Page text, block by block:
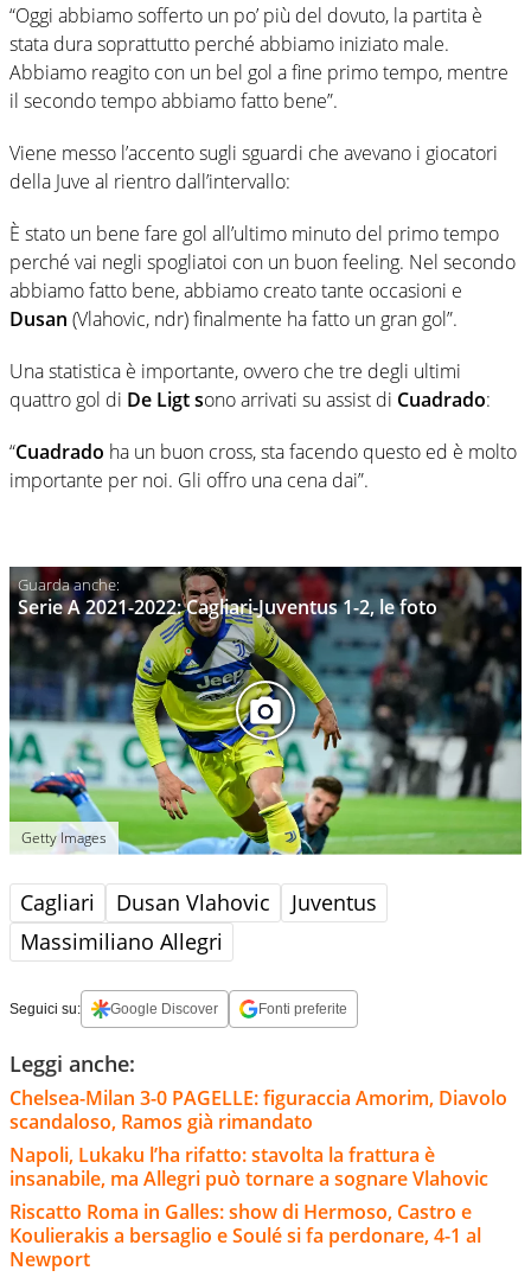
“Oggi abbiamo sofferto un po’ più del dovuto, la partita è
stata dura soprattutto perché abbiamo iniziato male.
Abbiamo reagito con un bel gol a fine primo tempo, mentre
il secondo tempo abbiamo fatto bene”.
Viene messo l’accento sugli sguardi che avevano i giocatori
della Juve al rientro dall’intervallo:
È stato un bene fare gol all’ultimo minuto del primo tempo
perché vai negli spogliatoi con un buon feeling. Nel secondo
abbiamo fatto bene, abbiamo creato tante occasioni e
Dusan (Vlahovic, ndr) finalmente ha fatto un gran gol”.
Una statistica è importante, ovvero che tre degli ultimi
quattro gol di De Ligt sono arrivati su assist di Cuadrado:
“Cuadrado ha un buon cross, sta facendo questo ed è molto
importante per noi. Gli offro una cena dai”.
Serie A 2021-2022: Cagliari-Juventus 1-2, le foto
Getty Images
Cagliari Dusan Vlahovic
Juventus
Massimiliano Allegri
Seguici su: Google Discover Fonti preferite
Leggi anche:
Chelsea-Milan 3-0 PAGELLE: figuraccia Amorim, Diavolo
scandaloso, Ramos già rimandato
Napoli, Lukaku l’ha rifatto: stavolta la frattura è
insanabile, ma Allegri può tornare a sognare Vlahovic
Riscatto Roma in Galles: show di Hermoso, Castro e
Koulierakis a bersaglio e Soulé si fa perdonare, 4-1 al
Newport